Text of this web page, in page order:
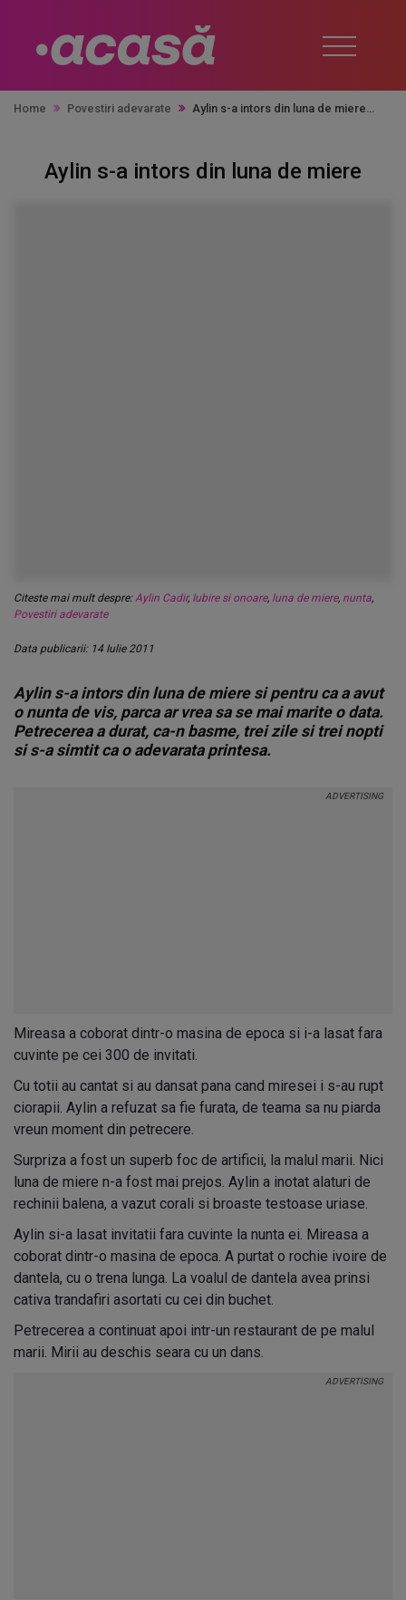
Home Povestiri adevarate Aylin s-a intors din luna de miere
Aylin s-a intors din luna de miere
Citeste mai mult despre:Aylin Cadir, Iubire si onoare, luna de miere, nunta,
Povestiri adevarate
Data publicarii: 14 Iulie 2011
Aylin s-a intors din luna de miere si pentru ca a avut
o nunta de vis, parca ar vrea sa se mai marite o data.
Petrecerea a durat, ca-n basme, trei zile si trei nopti
si s-a simtit ca o adevarata printesa.
Mireasa a coborat dintr-o masina de epoca si i-a lasat fara
cuvinte pe cei 300 de invitati.
Cu totii au cantat si au dansat pana cand miresei i s-au rupt
ciorapii. Aylin a refuzat sa fie furata, de teama sa nu piarda
vreun moment din petrecere.
Surpriza a fost un superb foc de artificii, la malul marii. Nici
luna de miere n-a fost mai prejos. Aylin a inotat alaturi de
rechinii balena, a vazut corali si broaste testoase uriase.
Aylin si-a lasat invitatii fara cuvinte la nunta ei. Mireasa a
coborat dintr-o masina de epoca. A purtat o rochie ivoire de
dantela, cu o trena lunga. La voalul de dantela avea prinsi
cativa trandafiri asortati cu cei din buchet.
Petrecerea a continuat apoi intr-un restaurant de pe malul
marii. Mirii au deschis seara cu un dans.